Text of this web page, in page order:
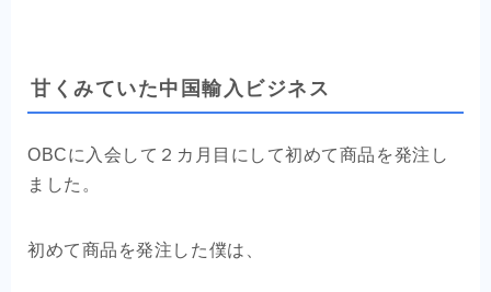
甘くみていた中国輸入ビジネス
OBCに入会して２カ月目にして初めて商品を発注し
ました。
初めて商品を発注した僕は、